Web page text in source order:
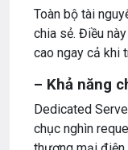
Toàn bộ tài
chia sẻ. Điều
cao ngay cả khi
– Khả năng
Dedicated
chục nghìn